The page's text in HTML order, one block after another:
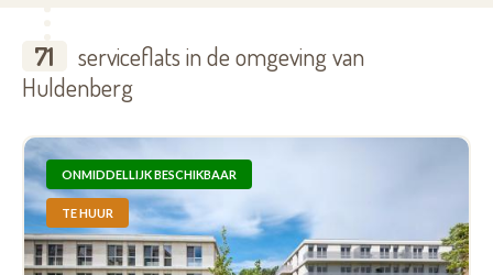
71
serviceflats in de omgeving van
Huldenberg
ONMIDDELLIJK BESCHIKBAAR
TE HUUR